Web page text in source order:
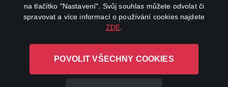
na tlačítko "Nastavení". Svůj souhlas můžete odvolat či
spravovat a více informací o používání cookies najdete
ZDE
POVOLIT VŠECHNY COOKIES
L-1246 Luxembourg R.C.S.